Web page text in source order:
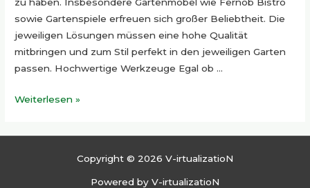
sowie Gartenspiele erfreuen sich großer Beliebtheit. Die
jeweiligen Lösungen müssen eine hohe Qualität
mitbringen und zum Stil perfekt in den jeweiligen Garten
passen. Hochwertige Werkzeuge Egal ob …
Wichtige
Weiterlesen »
Copyright © 2026 V-irtualizatioN
Powered by V-irtualizatioN